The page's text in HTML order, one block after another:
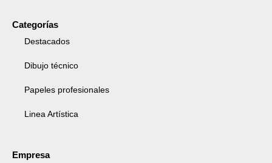
Categorías
Destacados
Dibujo técnico
Papeles profesionales
Linea Artística
Empresa